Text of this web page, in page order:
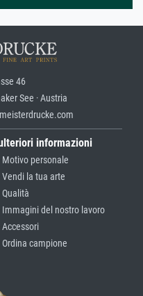
46
See · Austria
informazioni
Motivo personale
Vendi la tua arte
Qualità
Immagini del nostro lavoro
Accessori
Ordina campione